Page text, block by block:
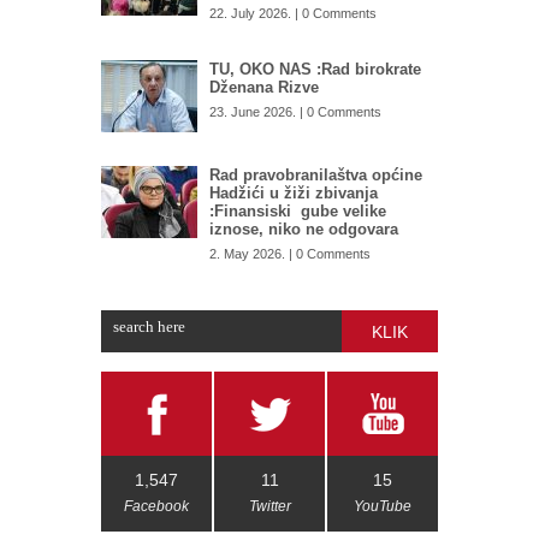
22. July 2026. | 0 Comments
TU, OKO NAS :Rad birokrate
Dženana Rizve
23. June 2026. | 0 Comments
Rad pravobranilaštva općine
Hadžići u žiži zbivanja
:Finansiski gube velike
iznose, niko ne odgovara
2. May 2026. | 0 Comments
KLIK
1,547
Facebook
11
Twitter
15
YouTube